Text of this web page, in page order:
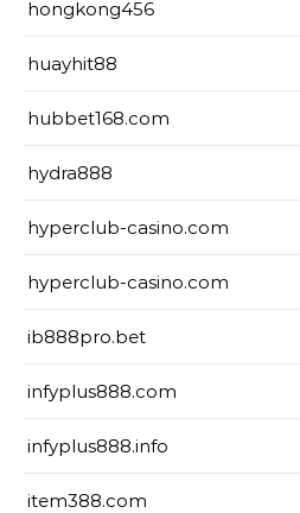
hongkong456
huayhit88
hubbet168.com
hydra888
hyperclub-casino.com
hyperclub-casino.com
ib888pro.bet
infyplus888.com
infyplus888.info
item388.com